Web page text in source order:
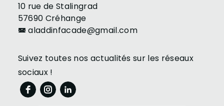
10 rue de Stalingrad
57690 Créhange
aladdinfacade@gmail.com
Suivez toutes nos actualités sur les réseaux
sociaux !